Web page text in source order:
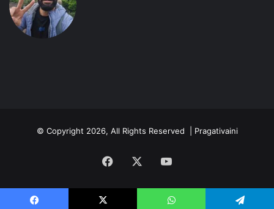
© Copyright 2026, All Rights Reserved | Pragativaini
Facebook